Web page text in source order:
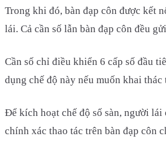
Trong khi đó, bàn đạp côn được kết
lái. Cả cần số lẫn bàn đạp côn đều
Cần số chỉ điều khiển 6 cấp số đầu
dụng chế độ này nếu muốn khai
Để kích hoạt chế độ số sàn, người lái
chính xác thao tác trên bàn đạp côn